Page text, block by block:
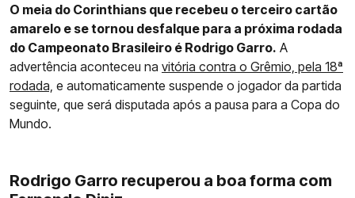
O meia do Corinthians que recebeu o terceiro cartão
amarelo e se tornou desfalque para a próxima rodada
do Campeonato Brasileiro é Rodrigo Garro. A
advertência aconteceu na vitória contra o Grêmio, pela 18ª
rodada, e automaticamente suspende o jogador da partida
seguinte, que será disputada após a pausa para a Copa do
Mundo.
Rodrigo Garro recuperou a boa forma com